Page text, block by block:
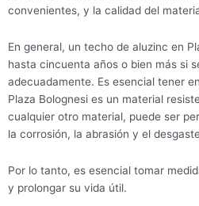
convenientes, y la calidad del
En general, un techo de aluzinc en
hasta cincuenta años o bien más si
adecuadamente. Es esencial tener
Plaza Bolognesi es un material
cualquier otro material, puede ser
la corrosión, la abrasión y el
Por lo tanto, es esencial tomar
y prolongar su vida útil.